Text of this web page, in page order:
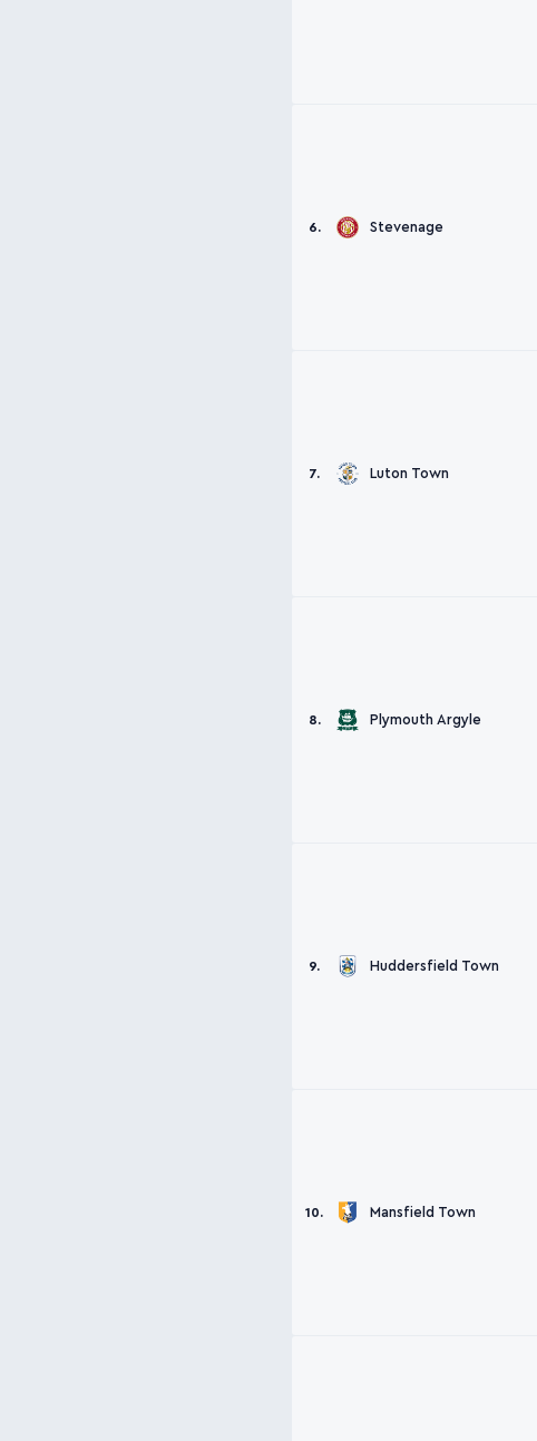
6. Stevenage
7. Luton Town
8. Plymouth Argyle
9. Huddersfield Town
10. Mansfield Town